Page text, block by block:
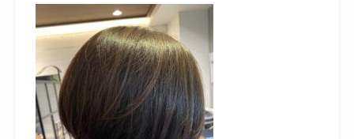
bern 06-6136-6633
TERMINAL bern 06-6136-6633
【火水木日・祝】10:00～19:00
【金土】10:00〜21:00